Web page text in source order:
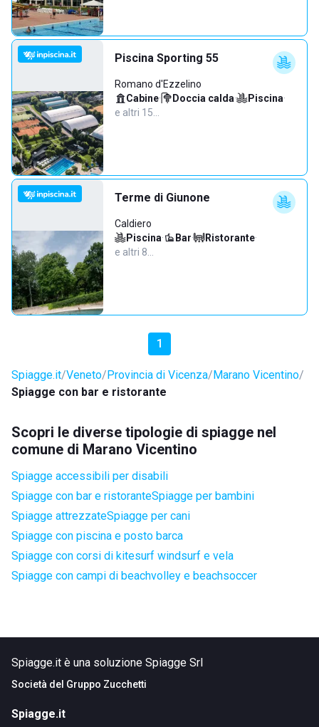
Piscina Sporting 55
Romano d'Ezzelino
Cabine· Doccia calda· Piscina·
e altri 15…
Terme di Giunone
Caldiero
Piscina· Bar· Ristorante·
e altri 8…
1
Spiagge.it Veneto Provincia di Vicenza Marano Vicentino
Spiagge con bar e ristorante
Scopri le diverse tipologie di spiagge nel
comune di Marano Vicentino
Spiagge accessibili per disabili
Spiagge con bar e ristoranteSpiagge per bambini
Spiagge attrezzateSpiagge per cani
Spiagge con piscina e posto barca
Spiagge con corsi di kitesurf windsurf e vela
Spiagge con campi di beachvolley e beachsoccer
Spiagge.it è una soluzione Spiagge Srl
Società del Gruppo Zucchetti
Spiagge.it